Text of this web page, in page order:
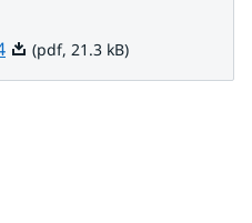
Pdf, 21.3 kB.
(pdf, 21.3 kB)